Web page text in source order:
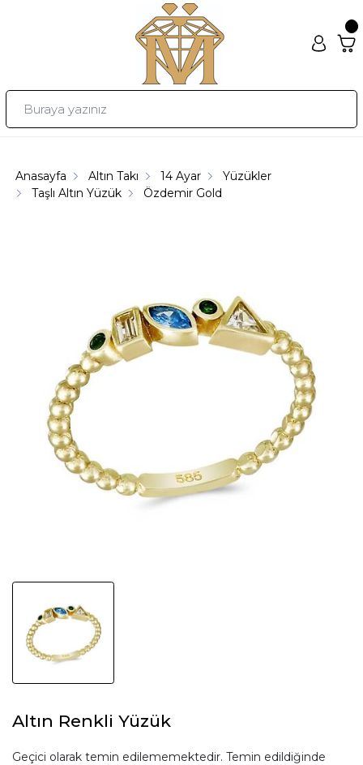
Anasayfa Altın Takı 14 Ayar
Yüzükler
Taşlı Altın Yüzük
Özdemir Gold
Altın Renkli Yüzük
Geçici olarak temin edilememektedir. Temin edildiğinde